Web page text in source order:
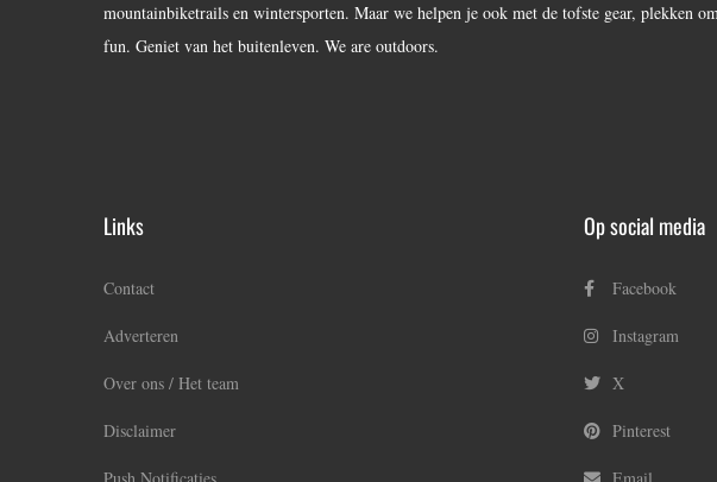
mountainbiketrails en wintersporten. Maar we helpen je ook met de tofste gear, plekken
fun. Geniet van het buitenleven. We are outdoors.
Links
Contact
Adverteren
Over ons / Het team
Disclaimer
Op social media
Facebook
Instagram
X
Pinterest